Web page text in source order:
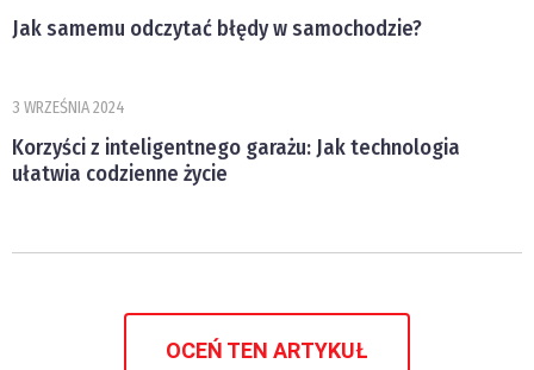
Jak samemu odczytać błędy w samochodzie?
3 WRZEŚNIA 2024
Korzyści z inteligentnego garażu: Jak technologia
ułatwia codzienne życie
OCEŃ TEN ARTYKUŁ